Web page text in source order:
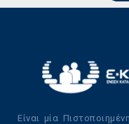
Είναι μία